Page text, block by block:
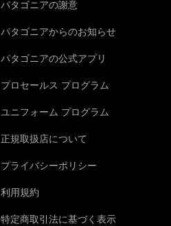
パタゴニアの謝意
パタゴニアからのお知らせ
パタゴニアの公式アプリ
プロセールス プログラム
ユニフォーム プログラム
正規取扱店について
プライバシーポリシー
利用規約
特定商取引法に基づく表示